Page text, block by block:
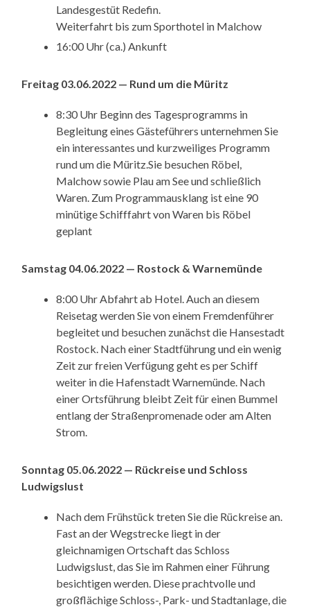
Landesgestüt Redefin.
Weiterfahrt bis zum Sporthotel in Malchow
16:00 Uhr (ca.) Ankunft
Freitag 03.06.2022 — Rund um die Müritz
8:30 Uhr Beginn des Tagesprogramms in
Begleitung eines Gästeführers unternehmen Sie
ein interessantes und kurzweiliges Programm
rund um die Müritz.Sie besuchen Röbel,
Malchow sowie Plau am See und schließlich
Waren. Zum Programmausklang ist eine 90
minütige Schifffahrt von Waren bis Röbel
geplant
Samstag 04.06.2022 — Rostock & Warnemünde
8:00 Uhr Abfahrt ab Hotel. Auch an diesem
Reisetag werden Sie von einem Fremdenführer
begleitet und besuchen zunächst die Hansestadt
Rostock. Nach einer Stadtführung und ein wenig
Zeit zur freien Verfügung geht es per Schiff
weiter in die Hafenstadt Warnemünde. Nach
einer Ortsführung bleibt Zeit für einen Bummel
entlang der Straßenpromenade oder am Alten
Strom.
Sonntag 05.06.2022 — Rückreise und Schloss
Ludwigslust
Nach dem Frühstück treten Sie die Rückreise an.
Fast an der Wegstrecke liegt in der
gleichnamigen Ortschaft das Schloss
Ludwigslust, das Sie im Rahmen einer Führung
besichtigen werden. Diese prachtvolle und
großflächige Schloss-, Park- und Stadtanlage, die